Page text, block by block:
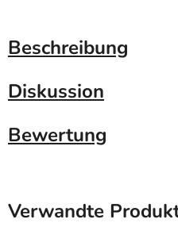
Beschreibung
Diskussion
Bewertung
Verwandte